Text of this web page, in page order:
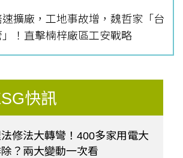
速擴廠，工地事故增，魏哲家「台
！直擊楠梓廠區工安戰略
快訊
修法大轉彎！400多家用電大
？兩大變動一次看